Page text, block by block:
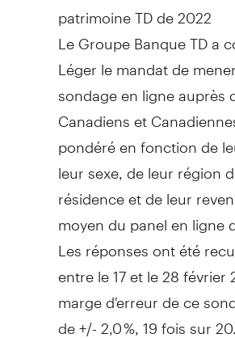
patrimoine TD de 2022
Le Groupe Banque TD a
Léger le mandat de
sondage en ligne auprès
Canadiens et
pondéré en fonction de
leur sexe, de leur région
résidence et de leur
moyen du panel en ligne
Les réponses ont été
entre le 17 et le 28 février
marge d'erreur de ce
de +/- 2,0 %, 19 fois sur 20.